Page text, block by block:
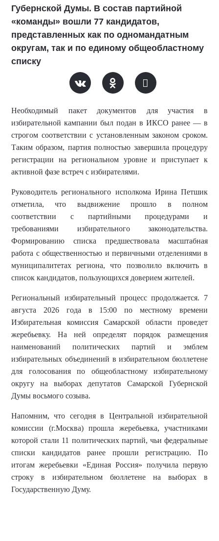
Губернской Думы. В состав партийной
«команды» вошли 77 кандидатов,
представленных как по одномандатным
округам, так и по единому общеобластному
списку
Необходимый пакет документов для участия в
избирательной кампании был подан в ИКСО ранее — в
строгом соответствии с установленным законом сроком.
Таким образом, партия полностью завершила процедуру
регистрации на региональном уровне и приступает к
активной фазе встреч с избирателями.
Руководитель регионального исполкома Ирина Петшик
отметила, что выдвижение прошло в полном
соответствии с партийными процедурами и
требованиями избирательного законодательства.
Формированию списка предшествовала масштабная
работа с общественностью и первичными отделениями в
муниципалитетах региона, что позволило включить в
список кандидатов, пользующихся доверием жителей.
Региональный избирательный процесс продолжается. 7
августа 2026 года в 15:00 по местному времени
Избирательная комиссия Самарской области проведет
жеребьевку. На ней определят порядок размещения
наименований политических партий и эмблем
избирательных объединений в избирательном бюллетене
для голосования по общеобластному избирательному
округу на выборах депутатов Самарской Губернской
Думы восьмого созыва.
Напомним, что сегодня в Центральной избирательной
комиссии (г.Москва) прошла жеребьевка, участниками
которой стали 11 политических партий, чьи федеральные
списки кандидатов ранее прошли регистрацию. По
итогам жеребьевки «Единая Россия» получила первую
строку в избирательном бюллетене на выборах в
Государственную Думу.